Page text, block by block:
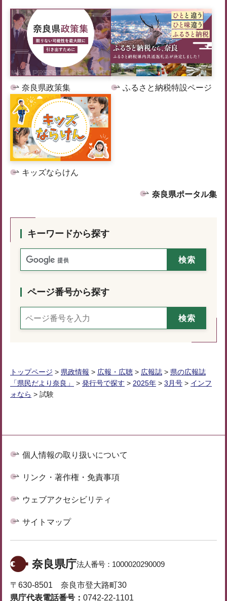
奈良県政策集 ふるさと納税特設ページ
キッズならけん
奈良県ポータル集
キーワードから探す
ページ番号から探す
トップページ > 県政情報 > 広報・広聴 > 広報誌 > 県の広報誌
「県民だより奈良」
> 発行号で探す > 2025年 > 3月号 > インフ
ォなら > 試験
個人情報の取り扱いについて
リンク・著作権・免責事項
ウェブアクセシビリティ
サイトマップ
奈良県庁法人番号： 1000020290009
〒630-8501 奈良市登大路町30
県庁代表電話番号： 0742-22-1101